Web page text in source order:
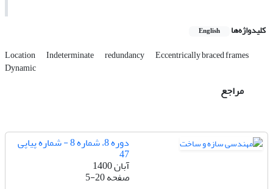
کلیدواژه‌ها English
Location Indeterminate redundancy Eccentrically braced frames
Dynamic
مراجع
دوره 8، شماره 8 - شماره پیاپی
47
آبان 1400
صفحه5-20